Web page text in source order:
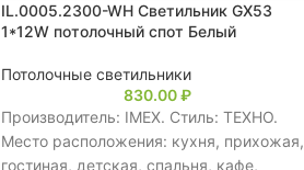
IL.0005.2300-WH Светильник GX53
1*12W потолочный спот Белый
Потолочные светильники
830.00₽
Производитель: IMEX. Стиль: ТЕХНО.
Место расположения: кухня, прихожая,
гостиная, детская, спальня, кафе,